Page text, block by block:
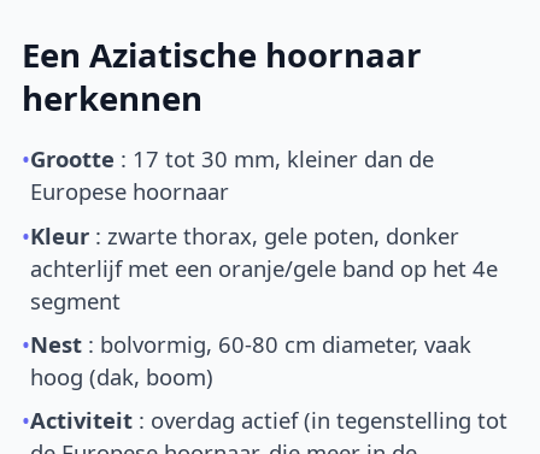
Een Aziatische hoornaar
herkennen
•Grootte : 17 tot 30 mm, kleiner dan de
Europese hoornaar
•Kleur : zwarte thorax, gele poten, donker
achterlijf met een oranje/gele band op het 4e
segment
•Nest : bolvormig, 60-80 cm diameter, vaak
hoog (dak, boom)
•Activiteit : overdag actief (in tegenstelling tot